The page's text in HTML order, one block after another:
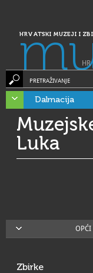
HRVATSKI MUZEJI I
HR
PRETRAŽIVANJE
Dalmacija
Luka
OPĆI
Zbirke